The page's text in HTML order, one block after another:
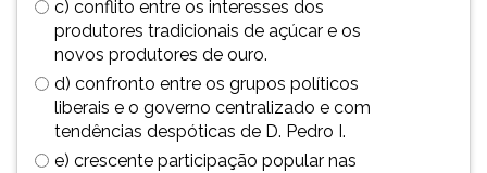
c) conflito entre os interesses dos
produtores tradicionais de açúcar e os
novos produtores de ouro.
d) confronto entre os grupos políticos
liberais e o governo centralizado e com
tendências despóticas de D. Pedro I.
e) crescente participação popular nas